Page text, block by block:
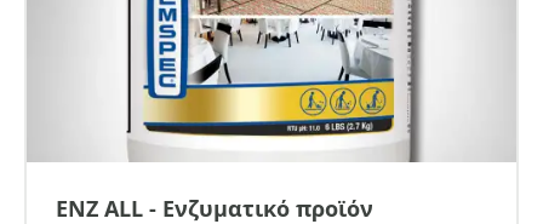
ENZ ALL - Ενζυματικό προϊόν